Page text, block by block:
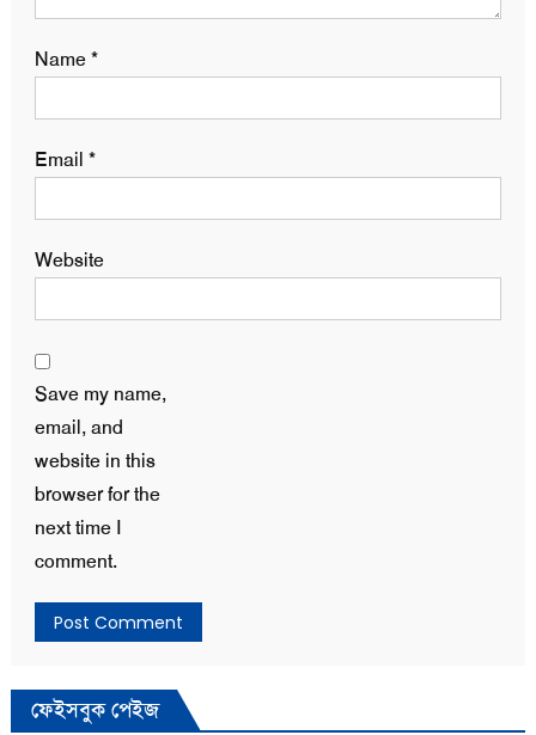
Name*
Email *
Website
Save my name,
email, and
website in this
browser for the
next time I
comment.
ফেইসবুক পেইজ